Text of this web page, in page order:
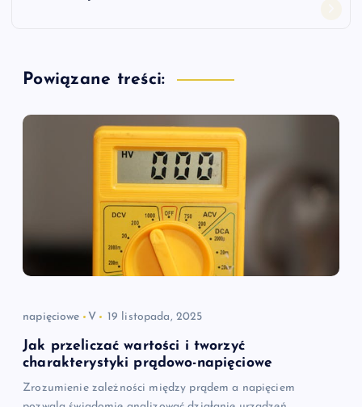
a
c
w
p
s
u
Powiązane treści:
napięciowe V 19 listopada, 2025
Jak przeliczać wartości i tworzyć
charakterystyki prądowo-napięciowe
Zrozumienie zależności między prądem a napięciem